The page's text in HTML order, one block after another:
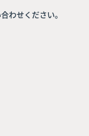
わせください。